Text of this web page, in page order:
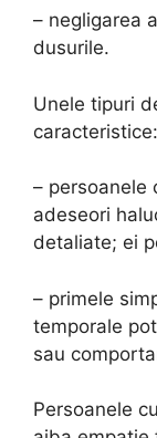
– negligarea
dusurile.
Unele tipuri
caracteristice:
– persoanele
adeseori
detaliate; ei
– primele
temporale
sau
Persoanele